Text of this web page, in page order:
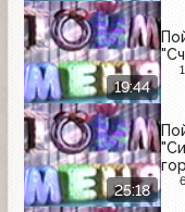
19:44
25:18